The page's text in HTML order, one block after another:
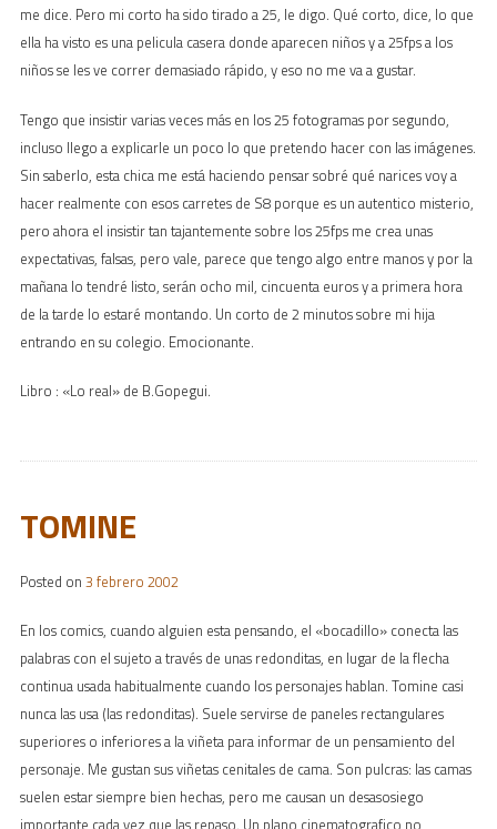
me dice. Pero mi corto ha sido tirado a 25, le digo. Qué corto, dice, lo que
ella ha visto es una pelicula casera donde aparecen niños y a 25fps a los
niños se les ve correr demasiado rápido, y eso no me va a gustar.
Tengo que insistir varias veces más en los 25 fotogramas por segundo,
incluso llego a explicarle un poco lo que pretendo hacer con las imágenes.
Sin saberlo, esta chica me está haciendo pensar sobré qué narices voy a
hacer realmente con esos carretes de S8 porque es un autentico misterio,
pero ahora el insistir tan tajantemente sobre los 25fps me crea unas
expectativas, falsas, pero vale, parece que tengo algo entre manos y por la
mañana lo tendré listo, serán ocho mil, cincuenta euros y a primera hora
de la tarde lo estaré montando. Un corto de 2 minutos sobre mi hija
entrando en su colegio. Emocionante.
Libro : «Lo real» de B.Gopegui.
TOMINE
Posted on 3 febrero 2002
En los comics, cuando alguien esta pensando, el «bocadillo» conecta las
palabras con el sujeto a través de unas redonditas, en lugar de la flecha
continua usada habitualmente cuando los personajes hablan. Tomine casi
nunca las usa (las redonditas). Suele servirse de paneles rectangulares
superiores o inferiores a la viñeta para informar de un pensamiento del
personaje. Me gustan sus viñetas cenitales de cama. Son pulcras: las camas
suelen estar siempre bien hechas, pero me causan un desasosiego